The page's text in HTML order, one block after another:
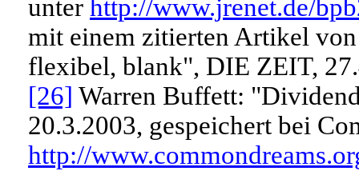
unter http://www.jrenet.de/
mit einem zitierten Artikel
flexibel, blank", DIE ZEIT,
[26] Warren Buffett:
20.3.2003, gespeichert bei
http://